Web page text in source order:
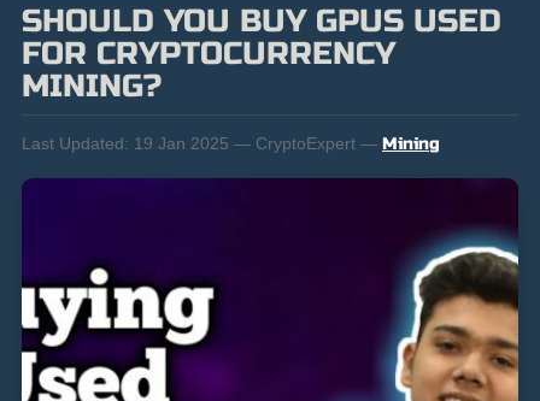
SHOULD YOU BUY GPUS USED
FOR CRYPTOCURRENCY
MINING?
Last Updated: 19 Jan 2025 — CryptoExpert — Mining